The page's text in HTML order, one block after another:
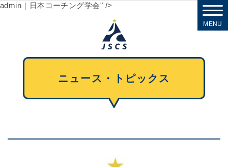
admin｜日本コーチング学会" />
MENU
ニュース・トピックス